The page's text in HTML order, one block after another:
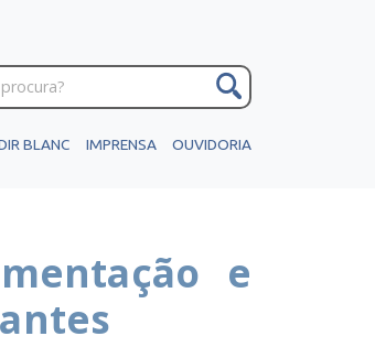
BLANC IMPRENSA OUVIDORIA
e